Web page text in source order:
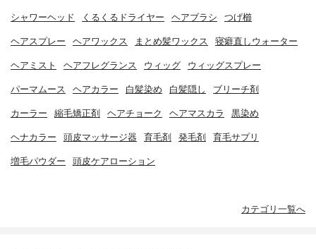
シャワーヘッド くるくるドライヤー ヘアブラシ つげ櫛
ヘアスプレー ヘアワックス まとめ髪ワックス 寝癖直しウォーター
ヘアミスト ヘアフレグランス ウィッグ ウィッグスプレー
パーマムース ヘアカラー 白髪染め 白髪隠し ブリーチ剤
カーラー 縮毛矯正剤 ヘアチョーク ヘアマスカラ 黒染め
ヘナカラー 頭皮マッサージ器 育毛剤 発毛剤 育毛サプリ
増毛パウダー 頭皮ケアローション
カテゴリ一覧へ